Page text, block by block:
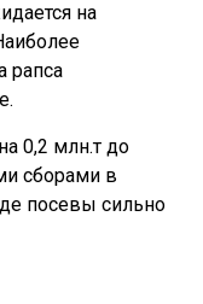
на
рапса
0,2 млн.т до
сборами в
посевы сильно